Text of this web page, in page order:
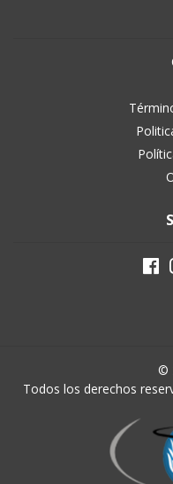
©
Todos los derechos